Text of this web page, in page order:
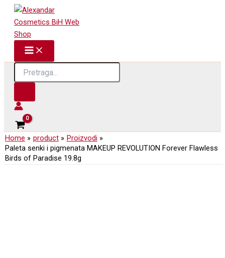
Skip
content
Products
search
Home product
Proizvodi
Paleta senki i pigmenata MAKEUP REVOLUTION Forever Flawless
Birds of Paradise 19.8g